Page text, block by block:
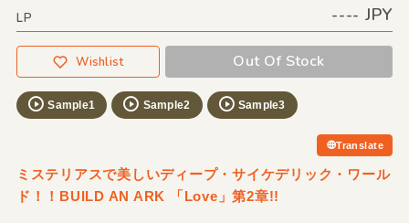
LP ---- JPY
Wishlist Out Of Stock
Sample1 Sample2 Sample3
Translate
ミステリアスで美しいディープ・サイケデリック・ワール
ド！！BUILD AN ARK 「Love」第2章!!